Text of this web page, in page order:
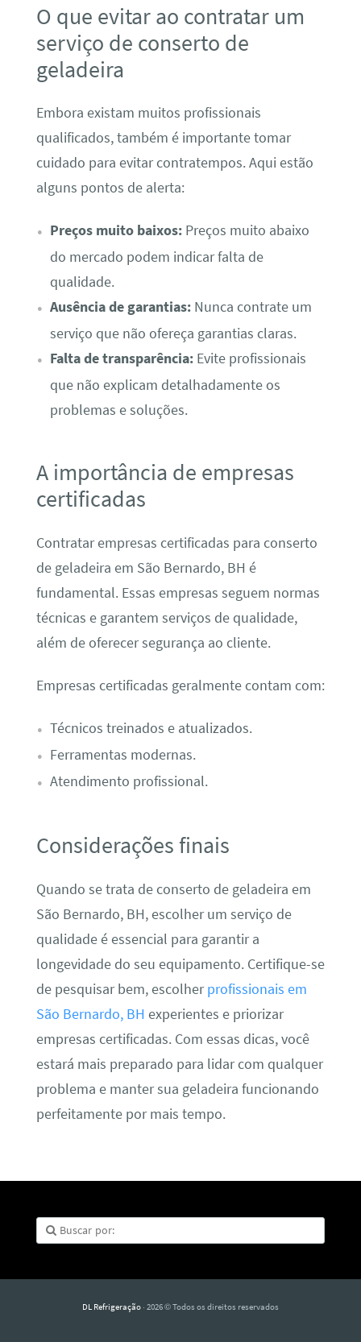
O que evitar ao contratar um
serviço de conserto de
geladeira
Embora existam muitos profissionais
qualificados, também é importante tomar
cuidado para evitar contratempos. Aqui estão
alguns pontos de alerta:
Preços muito baixos:Preços muito abaixo
do mercado podem indicar falta de
qualidade.
Ausência de garantias:Nunca contrate um
serviço que não ofereça garantias claras.
Falta de transparência:Evite profissionais
que não explicam detalhadamente os
problemas e soluções.
A importância de empresas
certificadas
Contratar empresas certificadas para conserto
de geladeira em São Bernardo, BH é
fundamental. Essas empresas seguem normas
técnicas e garantem serviços de qualidade,
além de oferecer segurança ao cliente.
Empresas certificadas geralmente contam com:
Técnicos treinados e atualizados.
Ferramentas modernas.
Atendimento profissional.
Considerações finais
Quando se trata de conserto de geladeira em
São Bernardo, BH, escolher um serviço de
qualidade é essencial para garantir a
longevidade do seu equipamento. Certifique-se
de pesquisar bem, escolherprofissionais em
São Bernardo, BH experientes e priorizar
empresas certificadas. Com essas dicas, você
estará mais preparado para lidar com qualquer
problema e manter sua geladeira funcionando
perfeitamente por mais tempo.
DL Refrigeração · 2026 © Todos os direitos reservados